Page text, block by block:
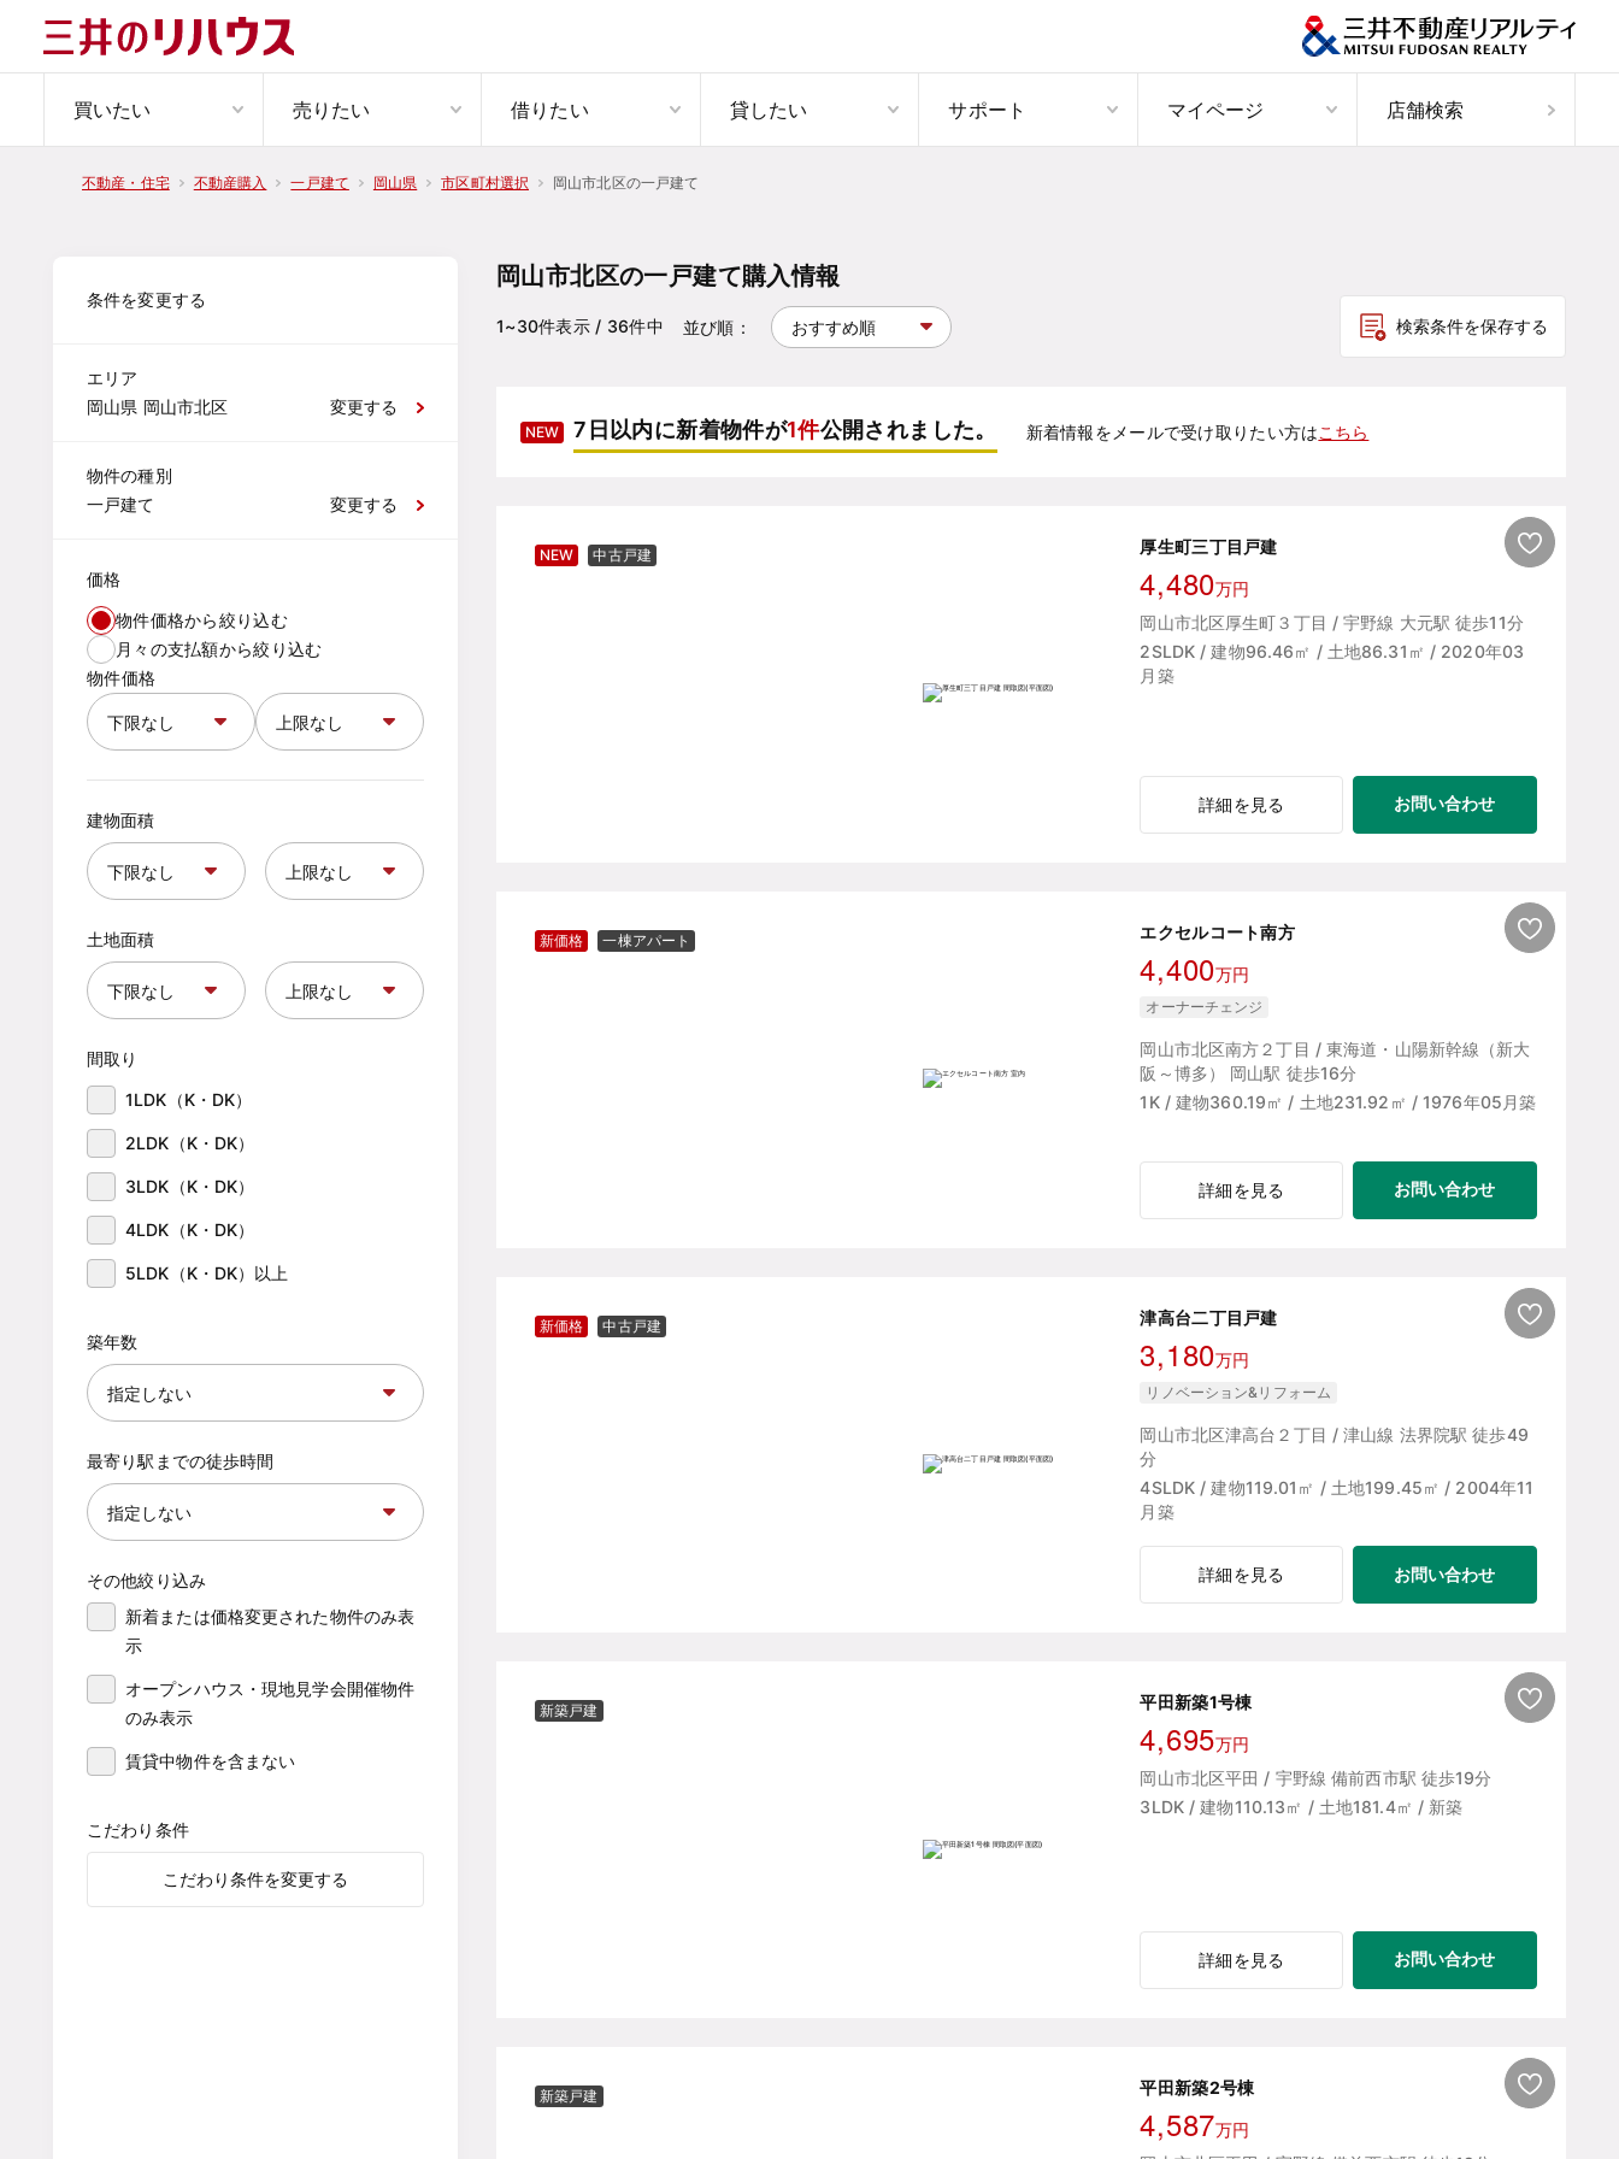
買いたい 売りたい 借りたい 貸したい サポート マイページ 店舗検索
不動産・住宅 不動産購入 一戸建て 岡山県 市区町村選択 岡山市北区の一戸建て
条件を変更する
エリア
岡山県 岡山市北区
変更する
物件の種別
一戸建て
変更する
価格
物件価格から絞り込む
月々の支払額から絞り込む
物件価格
建物面積
土地面積
間取り
1LDK（K・DK）
2LDK（K・DK）
3LDK（K・DK）
4LDK（K・DK）
5LDK（K・DK）以上
築年数
最寄り駅までの徒歩時間
その他絞り込み
新着または価格変更された物件のみ表
示
オープンハウス・現地見学会開催物件
のみ表示
賃貸中物件を含まない
こだわり条件
こだわり条件を変更する
岡山市北区の一戸建て購入情報
1~30件表示/ 36件中 並び順： 検索条件を保存する
NEW 7日以内に新着物件が1件公開されました。 新着情報をメールで受け取りたい方はこちら
NEW 中古戸建 厚生町三丁目戸建
4,480万円
岡山市北区厚生町３丁目 / 宇野線 大元駅 徒歩11分
2SLDK / 建物96.46㎡ / 土地86.31㎡ / 2020年03
月築
詳細を見る お問い合わせ
新価格 一棟アパート エクセルコート南方
4,400万円
オーナーチェンジ
岡山市北区南方２丁目 / 東海道・山陽新幹線（新大
阪～博多） 岡山駅 徒歩16分
1K / 建物360.19㎡ / 土地231.92㎡ / 1976年05月築
詳細を見る お問い合わせ
新価格 中古戸建 津高台二丁目戸建
3,180万円
リノベーション&リフォーム
岡山市北区津高台２丁目 / 津山線 法界院駅 徒歩49
分
4SLDK / 建物119.01㎡ / 土地199.45㎡ / 2004年11
月築
詳細を見る お問い合わせ
新築戸建 平田新築1号棟
4,695万円
岡山市北区平田 / 宇野線 備前西市駅 徒歩19分
3LDK / 建物110.13㎡ / 土地181.4㎡ / 新築
詳細を見る お問い合わせ
新築戸建 平田新築2号棟
4,587万円